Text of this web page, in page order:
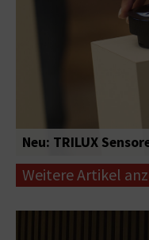
Neu: TRILUX
Weitere Artikel